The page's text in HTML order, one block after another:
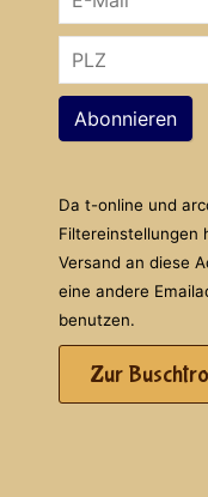
Abonnieren
Da t-online und
Filtereinstellungen
Versand an diese
eine andere
benutzen.
Zur